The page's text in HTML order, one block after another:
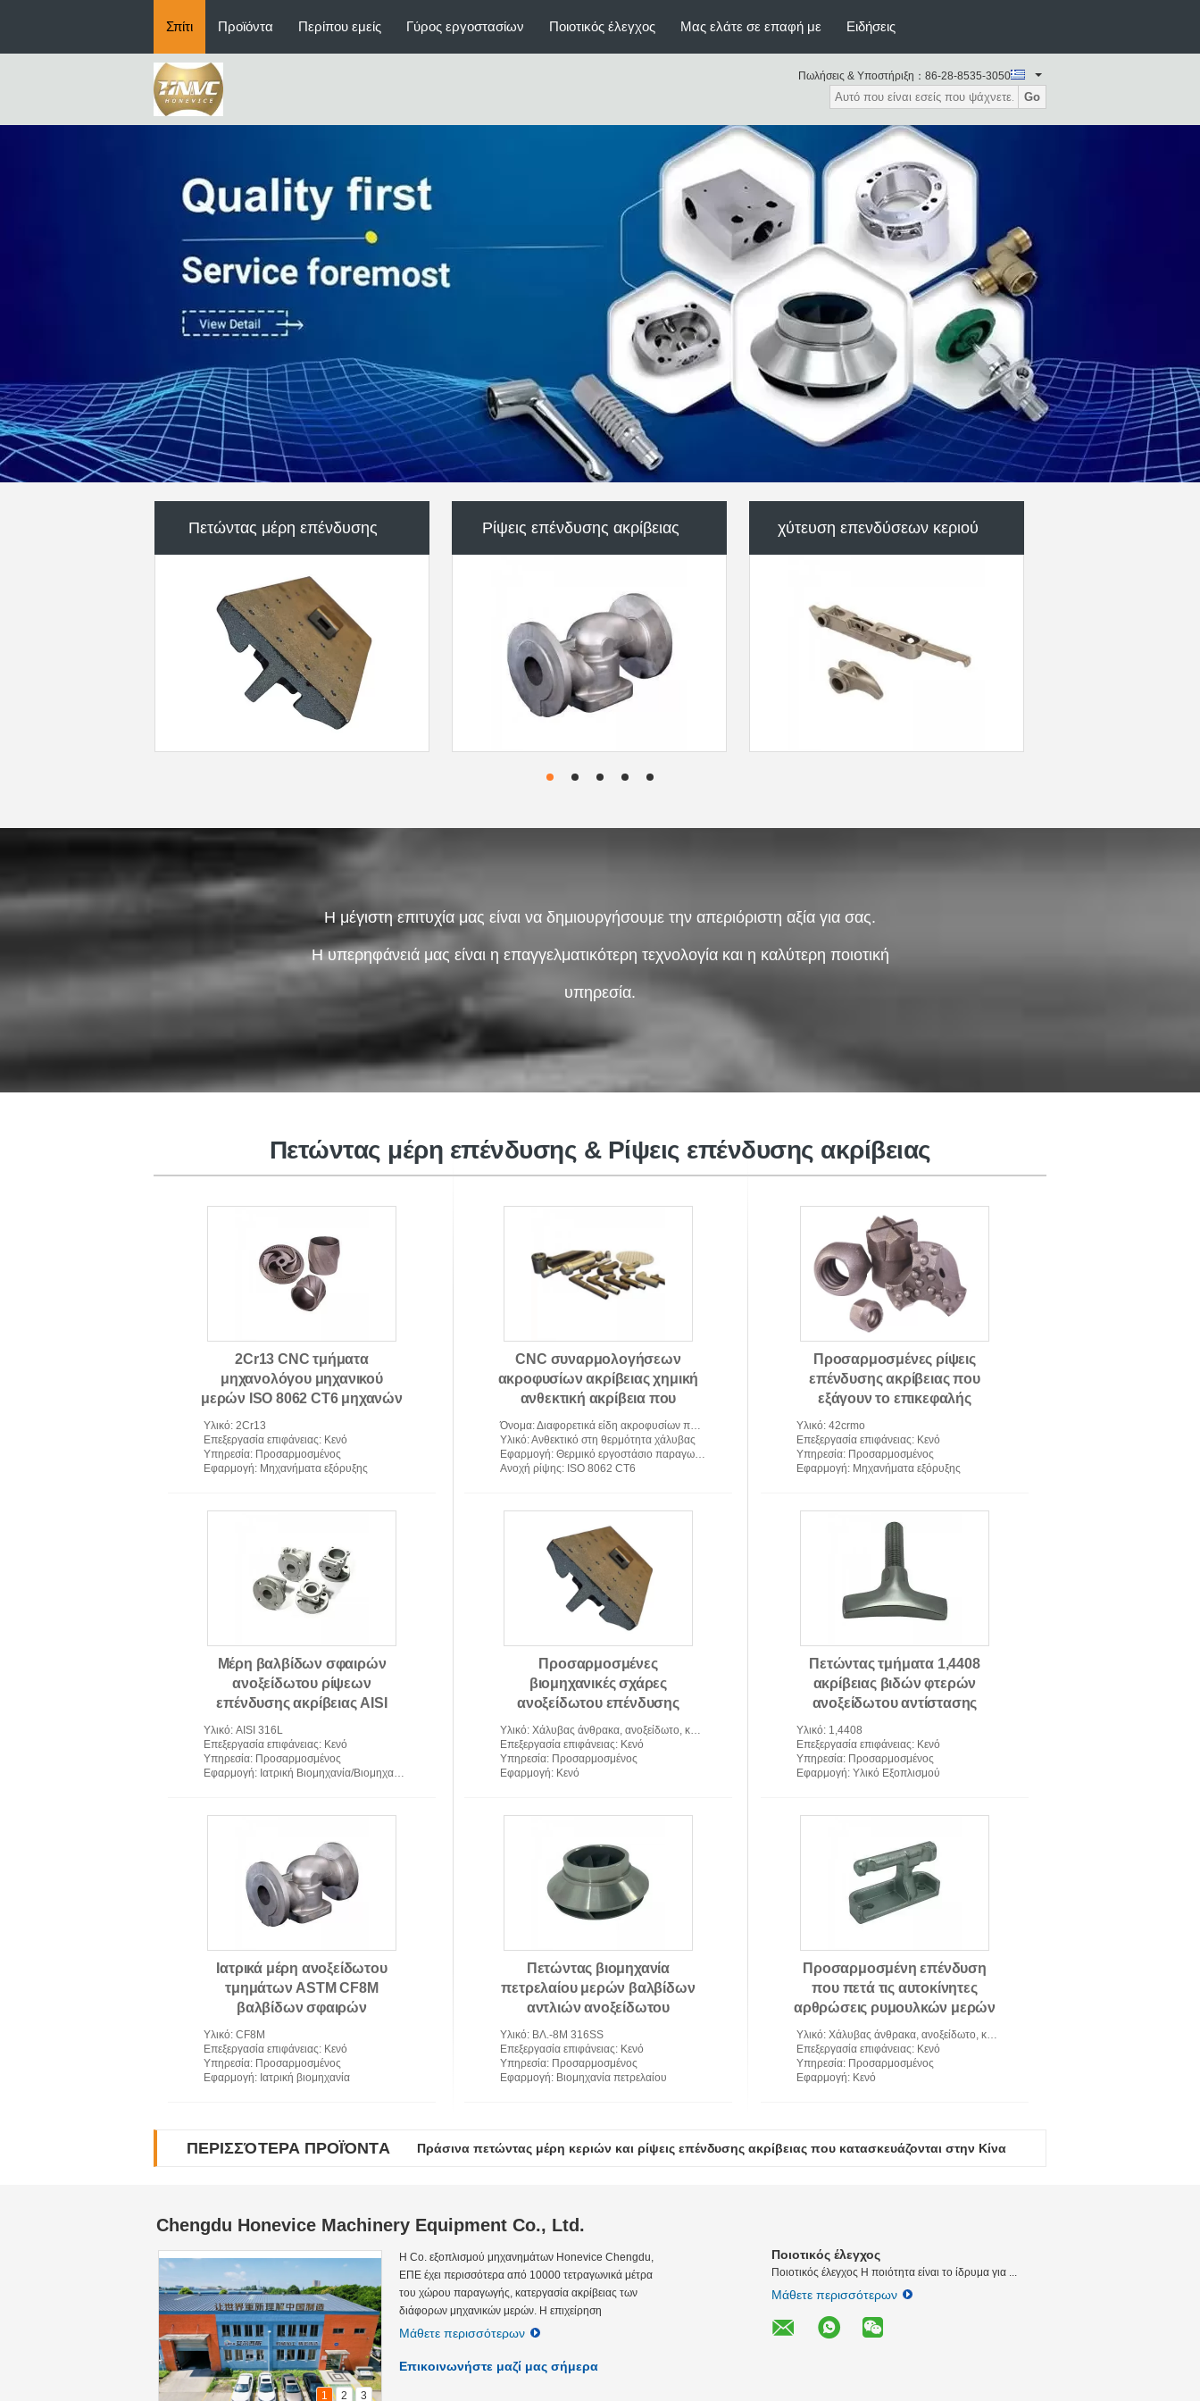
Σπίτι Προϊόντα Περίπου εμείς Γύρος εργοστασίων Ποιοτικός έλεγχος Μας ελάτε σε επαφή με Ειδήσεις
Πωλήσεις & Υποστήριξη： 86-28-8535-3050
Go
Ανταλλακτικά φρέζας CNC Γυρισμένα CNC μέρη CNC γυρίζοντας μέρη άλεσης
Πετώντας μέρη επένδυσης Ρίψεις επένδυσης ακρίβειας χύτευση επενδύσεων κεριού
CNC ακρίβεια που επεξεργάζεται τα
Ανταλλακτικά εξοπλισμού
CNC μέρη μηχανών εφαρμοσμένης
Αυτοκίνητη ρίψη επένδυσης Αεροδιαστημικές ρίψεις επένδυσης
Ανταλλακτικά φρέζας CNC Γυρισμένα CNC μέρη CNC γυρίζοντας μέρη άλεσης
Πετώντας μέρη επένδυσης Ρίψεις επένδυσης ακρίβειας χύτευση επενδύσεων κεριού
Η μέγιστη επιτυχία μας είναι να δημιουργήσουμε την απεριόριστη αξία για σας.
Η υπερηφάνειά μας είναι η επαγγελματικότερη τεχνολογία και η καλύτερη ποιοτική
υπηρεσία.
Πετώντας μέρη επένδυσης & Ρίψεις επένδυσης ακρίβειας
2Cr13 CNC τμήματα
μηχανολόγου μηχανικού
μερών ISO 8062 CT6 μηχανών
εφαρμοσμένης μηχανικής
Υλικό: 2Cr13
Επεξεργασία επιφάνειας: Κενό
Υπηρεσία: Προσαρμοσμένος
Εφαρμογή: Μηχανήματα εξόρυξης
CNC συναρμολογήσεων
ακροφυσίων ακρίβειας χημική
ανθεκτική ακρίβεια που
επεξεργάζεται τα μέρη στη
μηχανή
Όνομα: Διαφορετικά είδη ακροφυσίων που χρησιμοποιούνται σε θερμοηλεκτρικό σταθμό
Υλικό: Ανθεκτικό στη θερμότητα χάλυβας
Εφαρμογή: Θερμικό εργοστάσιο παραγωγής ενέργειας
Ανοχή ρίψης: ISO 8062 CT6
Προσαρμοσμένες ρίψεις
επένδυσης ακρίβειας που
εξάγουν το επικεφαλής
κομμάτι 42CrMo τρυπανιών
Υλικό: 42crmo
Επεξεργασία επιφάνειας: Κενό
Υπηρεσία: Προσαρμοσμένος
Εφαρμογή: Μηχανήματα εξόρυξης
Μέρη βαλβίδων σφαιρών
ανοξείδωτου ρίψεων
επένδυσης ακρίβειας AISI
316L για τη βιομηχανία
τροφίμων
Υλικό: AISI 316L
Επεξεργασία επιφάνειας: Κενό
Υπηρεσία: Προσαρμοσμένος
Εφαρμογή: Ιατρική Βιομηχανία/Βιομηχανία Τροφίμων
Προσαρμοσμένες
βιομηχανικές σχάρες
ανοξείδωτου επένδυσης
πετώντας χυτές μέρη
Υλικό: Χάλυβας άνθρακα, ανοξείδωτο, κράμα αργιλίου, ορείχαλκος, κ.λπ.
Επεξεργασία επιφάνειας: Κενό
Υπηρεσία: Προσαρμοσμένος
Εφαρμογή: Κενό
Πετώντας τμήματα 1,4408
ακρίβειας βιδών φτερών
ανοξείδωτου αντίστασης
διάβρωσης
Υλικό: 1,4408
Επεξεργασία επιφάνειας: Κενό
Υπηρεσία: Προσαρμοσμένος
Εφαρμογή: Υλικό Εξοπλισμού
Ιατρικά μέρη ανοξείδωτου
τμημάτων ASTM CF8M
βαλβίδων σφαιρών
βιομηχανίας
Υλικό: CF8M
Επεξεργασία επιφάνειας: Κενό
Υπηρεσία: Προσαρμοσμένος
Εφαρμογή: Ιατρική βιομηχανία
Πετώντας βιομηχανία
πετρελαίου μερών βαλβίδων
αντλιών ανοξείδωτου
στροφείων CF8M επένδυσης
ακρίβειας
Υλικό: ΒΛ.-8M 316SS
Επεξεργασία επιφάνειας: Κενό
Υπηρεσία: Προσαρμοσμένος
Εφαρμογή: Βιομηχανία πετρελαίου
Προσαρμοσμένη επένδυση
που πετά τις αυτοκίνητες
αρθρώσεις ρυμουλκών μερών
βαρέων καθηκόντων
Rustproof
Υλικό: Χάλυβας άνθρακα, ανοξείδωτο, κράμα αργιλίου, ορείχαλκος, κ.λπ.
Επεξεργασία επιφάνειας: Κενό
Υπηρεσία: Προσαρμοσμένος
Εφαρμογή: Κενό
ΠΕΡΙΣΣΌΤΕΡΑ ΠΡΟΪΌΝΤΑ Πράσινα πετώντας μέρη κεριών και ρίψεις επένδυσης ακρίβειας που κατασκευάζονται στην Κίνα
Chengdu Honevice Machinery Equipment Co., Ltd.
1 2 3
Η Co. εξοπλισμού μηχανημάτων Honevice Chengdu,
ΕΠΕ έχει περισσότερα από 10000 τετραγωνικά μέτρα
του χώρου παραγωγής, κατεργασία ακρίβειας των
διάφορων μηχανικών μερών. Η επιχείρηση
περιλαμβάνει την κατεργασία ρίψης ακρίβειας απώλειας
Μάθετε περισσότερων
Επικοινωνήστε μαζί μας σήμερα
Ποιοτικός έλεγχος
Ποιοτικός έλεγχος Η ποιότητα είναι το ίδρυμα για ...
Μάθετε περισσότερων